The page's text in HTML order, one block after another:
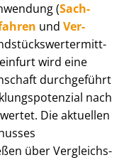
(Sach­
und Ver­
wird eine
durchgeführt
nach
Die aktuellen
über Ver­gleichs­